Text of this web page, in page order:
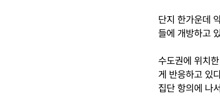
단지 한가운데
들에 개방하고
수도권에 위치
게 반응하고 있
집단 항의에 나